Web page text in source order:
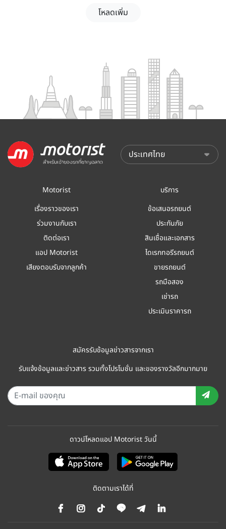
โหลดเพิ่ม
Motorist
เรื่องราวของเรา
ร่วมงานกับเรา
ติดต่อเรา
แอป Motorist
เสียงตอบรับจากลูกค้า
บริการ
ข้อเสนอรถยนต์
ประกันภัย
สินเชื่อและเอกสาร
ไดเรกทอรีรถยนต์
ขายรถยนต์
รถมือสอง
เช่ารถ
ประเมินราคารถ
สมัครรับข้อมูลข่าวสารจากเรา
รับแจ้งข้อมูลและข่าวสาร รวมทั้งโปรโมชั่น และของรางวัลอีกมากมาย
ดาวน์โหลดแอป Motorist วันนี้
ติดตามเราได้ที่